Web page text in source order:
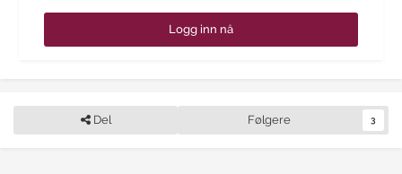
Logg inn nå
Del Følgere 3